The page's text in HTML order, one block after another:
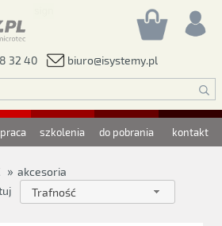
32 40 biuro@isystemy.pl
szkolenia do pobrania kontakt
» akcesoria
Trafność